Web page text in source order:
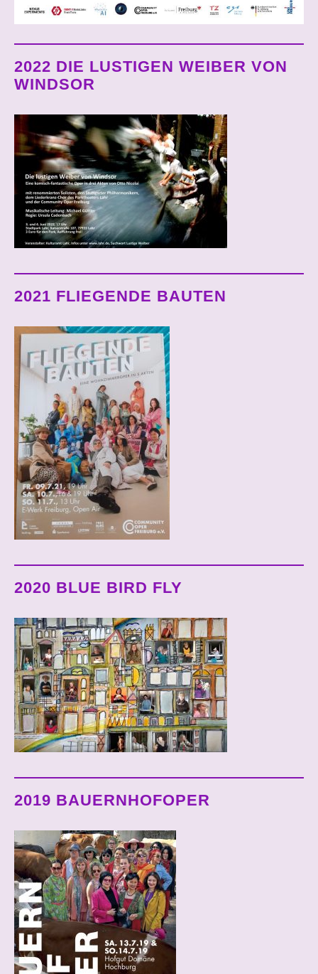
2022 DIE LUSTIGEN WEIBER VON
WINDSOR
2021 FLIEGENDE BAUTEN
2020 BLUE BIRD FLY
2019 BAUERNHOFOPER